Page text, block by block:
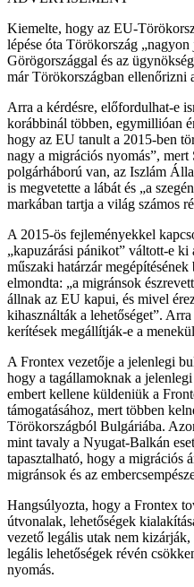
Kiemelte, hogy az EU-
lépése óta Törökország
Görögországgal és az
már Törökországban ellenőrizni
Arra a kérdésre, előfordulhat-e
korábbinál többen, egymillióan
hogy az EU tanult a 2015-ben
nagy a migrációs nyomás”,
polgárháború van, az Iszlám
is megvetette a lábát és „a
markában tartja a világ számos
A 2015-ös fejleményekkel
„kapuzárási pánikot” váltott-e ki
műszaki határzár
elmondta: „a migránsok
állnak az EU kapui, és mivel
kihasználták a lehetőséget”.
kerítések megállítják-e a
A Frontex vezetője a jelenlegi
hogy a tagállamoknak a
embert kellene küldeniük a
támogatásához, mert többen
Törökországból Bulgáriába.
mint tavaly a Nyugat-Balkán
tapasztalható, hogy a migrációs
migránsok és az
Hangsúlyozta, hogy a Frontex
útvonalak, lehetőségek
vezető legális utak nem
legális lehetőségek révén
nyomás.